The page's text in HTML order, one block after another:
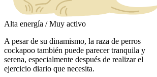
Alta energía / Muy activo
A pesar de su dinamismo, la raza de perros
cockapoo también puede parecer tranquila y
serena, especialmente después de realizar el
ejercicio diario que necesita.